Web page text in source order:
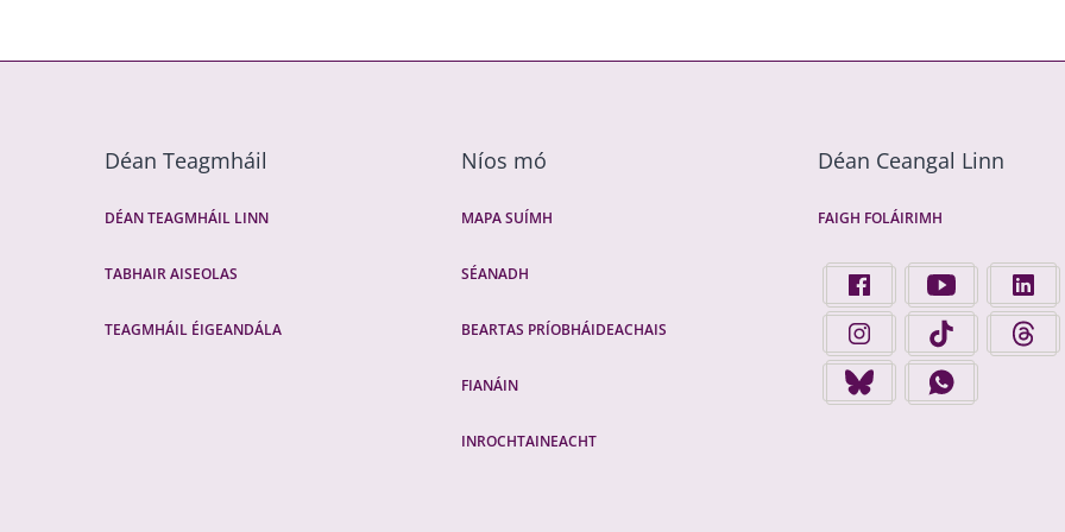
Déan Teagmháil
DÉAN TEAGMHÁIL LINN
TABHAIR AISEOLAS
TEAGMHÁIL ÉIGEANDÁLA
Níos mó
MAPA SUÍMH
SÉANADH
BEARTAS PRÍOBHÁIDEACHAIS
FIANÁIN
INROCHTAINEACHT
Déan Ceangal Linn
FAIGH FOLÁIRIMH
FIND US ON FACEBOOK -
FINGAL
FINGAL COUNTY
FINGAL
FINGAL COUNTY COUNCIL
FINGAL